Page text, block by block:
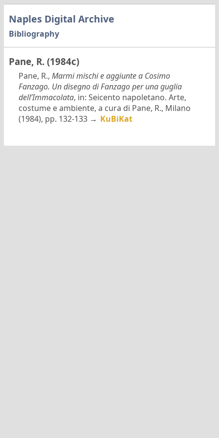
Naples Digital Archive
Bibliography
Pane, R. (1984c)
Pane, R., Marmi mischi e aggiunte a Cosimo
Fanzago. Un disegno di Fanzago per una guglia
dell’Immacolata, in: Seicento napoletano. Arte,
costume e ambiente, a cura di Pane, R., Milano
(1984), pp. 132-133 → KuBiKat